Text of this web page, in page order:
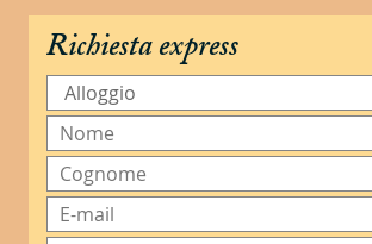
Richiesta express